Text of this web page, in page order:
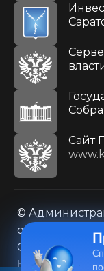
Cайт
©
образования
Саратов»
Контакты